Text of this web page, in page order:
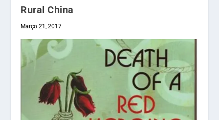
Rural China
Março 21, 2017